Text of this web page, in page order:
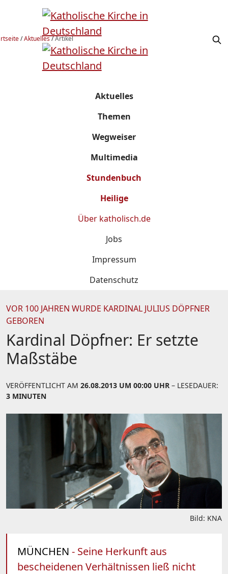
/Aktuelles/Artikel
Aktuelles
Themen
Wegweiser
Multimedia
Stundenbuch
Heilige
Über katholisch.de
Jobs
Impressum
Datenschutz
VOR 100 JAHREN WURDE KARDINAL JULIUS DÖPFNER
GEBOREN
Kardinal Döpfner: Er setzte
Maßstäbe
VERÖFFENTLICHT AM 26.08.2013 UM 00:00 UHR – LESEDAUER:
3 MINUTEN
Bild: KNA
MÜNCHEN - Seine Herkunft aus
bescheidenen Verhältnissen ließ nicht